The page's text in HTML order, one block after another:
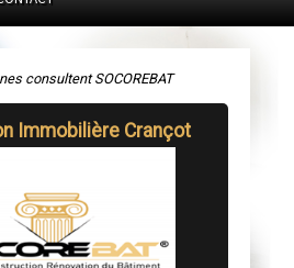
consultent SOCOREBAT
Immobilière Crançot